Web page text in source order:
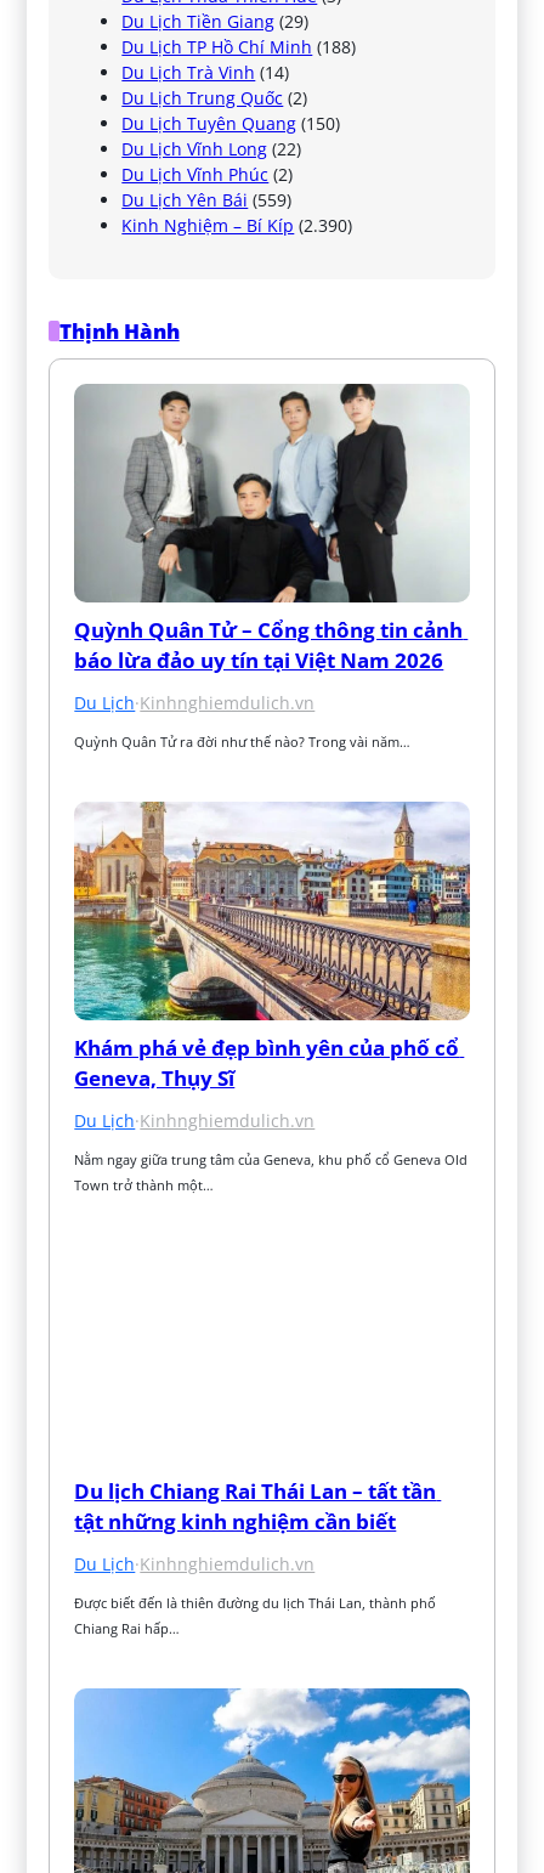
Du Lịch Tiền Giang (29)
Du Lịch TP Hồ Chí Minh (188)
Du Lịch Trà Vinh (14)
Du Lịch Trung Quốc (2)
Du Lịch Tuyên Quang (150)
Du Lịch Vĩnh Long (22)
Du Lịch Vĩnh Phúc (2)
Du Lịch Yên Bái (559)
Kinh Nghiệm – Bí Kíp (2.390)
Thịnh Hành
Quỳnh Quân Tử – Cổng thông tin cảnh
báo lừa đảo uy tín tại Việt Nam 2026
Du Lịch·Kinhnghiemdulich.vn
Quỳnh Quân Tử ra đời như thế nào? Trong vài năm…
Khám phá vẻ đẹp bình yên của phố cổ
Geneva, Thụy Sĩ
Du Lịch·Kinhnghiemdulich.vn
Nằm ngay giữa trung tâm của Geneva, khu phố cổ Geneva Old
Town trở thành một…
Du lịch Chiang Rai Thái Lan – tất tần
tật những kinh nghiệm cần biết
Du Lịch·Kinhnghiemdulich.vn
Được biết đến là thiên đường du lịch Thái Lan, thành phố
Chiang Rai hấp…